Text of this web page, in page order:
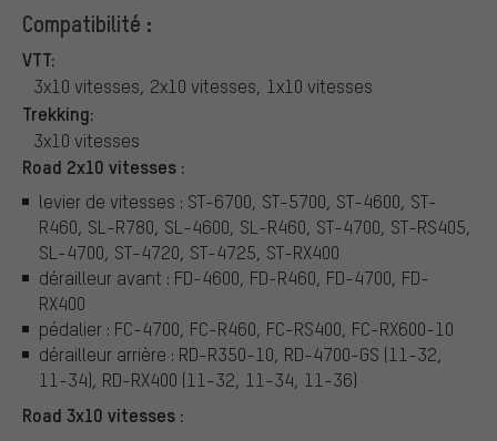
Compatibilité :
VTT:
3x10 vitesses, 2x10 vitesses, 1x10 vitesses
Trekking:
3x10 vitesses
Road 2x10 vitesses :
levier de vitesses : ST-6700, ST-5700, ST-4600, ST-
R460, SL-R780, SL-4600, SL-R460, ST-4700, ST-RS405,
SL-4700, ST-4720, ST-4725, ST-RX400
dérailleur avant : FD-4600, FD-R460, FD-4700, FD-
RX400
pédalier : FC-4700, FC-R460, FC-RS400, FC-RX600-10
dérailleur arrière : RD-R350-10, RD-4700-GS (11-32,
11-34), RD-RX400 (11-32, 11-34, 11-36)
Road 3x10 vitesses :